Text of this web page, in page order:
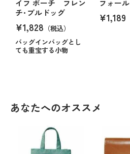
イフ ポーチ フレン
チ･ブルドッグ
¥1,828 （税込）
バッグインバッグとし
ても重宝する小物
フォール
¥1,189
あなたへのオススメ